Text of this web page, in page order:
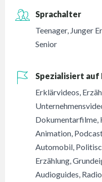
Sprachalter
Teenager, Junger
Senior
Spezialisiert auf
Erklärvideos,
Dokumentarfilme,
Animation,
Automobil,
Erzählung,
Audioguides,